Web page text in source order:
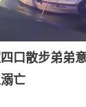
口散步弟弟
亡